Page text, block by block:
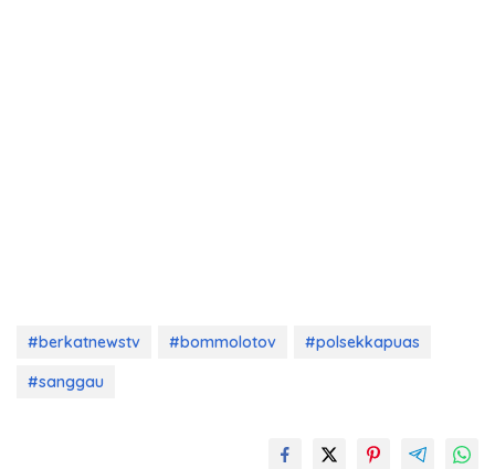
#berkatnewstv #bommolotov
#polsekkapuas
#sanggau